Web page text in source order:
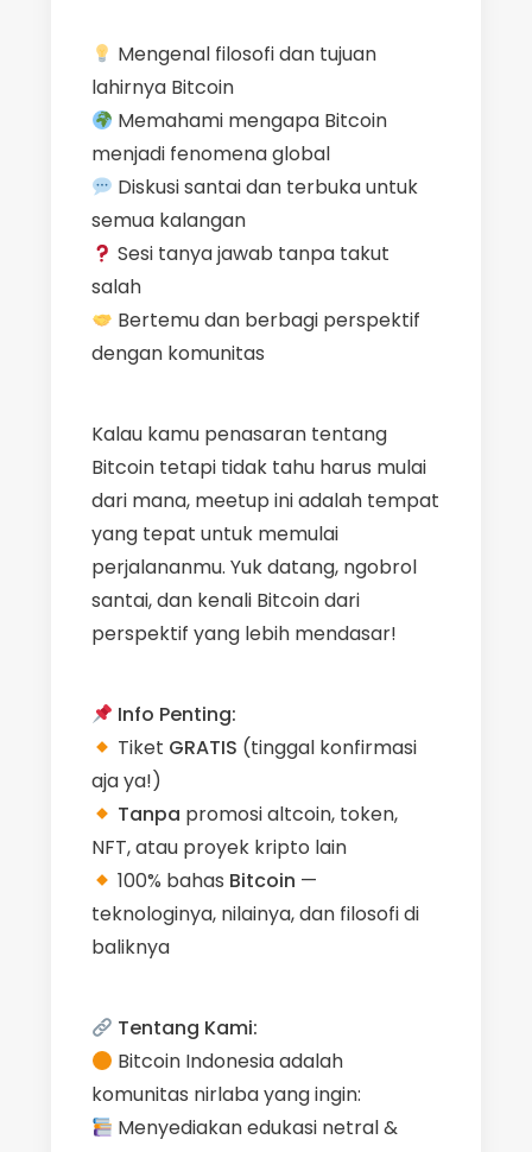
Mengenal filosofi dan tujuan
lahirnya Bitcoin
Memahami mengapa Bitcoin
menjadi fenomena global
Diskusi santai dan terbuka untuk
semua kalangan
Sesi tanya jawab tanpa takut
salah
Bertemu dan berbagi perspektif
dengan komunitas
Kalau kamu penasaran tentang
Bitcoin tetapi tidak tahu harus mulai
dari mana, meetup ini adalah tempat
yang tepat untuk memulai
perjalananmu. Yuk datang, ngobrol
santai, dan kenali Bitcoin dari
perspektif yang lebih mendasar!
Info Penting:
Tiket GRATIS (tinggal konfirmasi
aja ya!)
Tanpa promosi altcoin, token,
NFT, atau proyek kripto lain
100% bahas Bitcoin —
teknologinya, nilainya, dan filosofi di
baliknya
Tentang Kami:
Bitcoin Indonesia adalah
komunitas nirlaba yang ingin:
Menyediakan edukasi netral &